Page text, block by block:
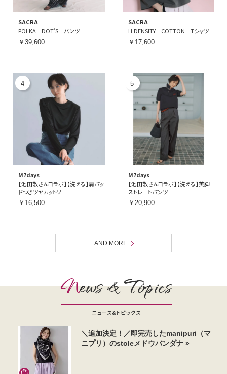
SACRA
POLKA DOT’S パンツ
￥39,600
SACRA
H.DENSITY COTTON Tシャツ
￥17,600
M7days
【池田敬さんコラボ】【洗える】肩パッ
ドつきツヤカットソー
￥16,500
M7days
【池田敬さんコラボ】【洗える】美脚
ストレートパンツ
￥20,900
AND MORE
News & Topics
ニュース&トピックス